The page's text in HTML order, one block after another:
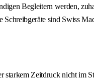
Begleitern werden,
sind Swiss
Zeitdruck nicht im